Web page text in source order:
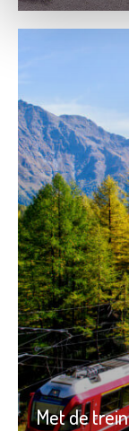
Met de trein